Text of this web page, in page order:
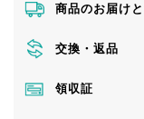
商品のお届け
交換・返品
領収証